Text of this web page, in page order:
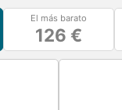
El más barato
126 €